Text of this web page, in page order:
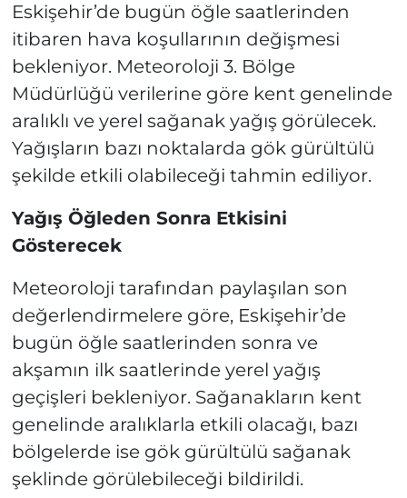
Eskişehir’de bugün öğle saatlerinden
itibaren hava koşullarının değişmesi
bekleniyor. Meteoroloji 3. Bölge
Müdürlüğü verilerine göre kent genelinde
aralıklı ve yerel sağanak yağış görülecek.
Yağışların bazı noktalarda gök gürültülü
şekilde etkili olabileceği tahmin ediliyor.
Yağış Öğleden Sonra Etkisini
Gösterecek
Meteoroloji tarafından paylaşılan son
değerlendirmelere göre, Eskişehir’de
bugün öğle saatlerinden sonra ve
akşamın ilk saatlerinde yerel yağış
geçişleri bekleniyor. Sağanakların kent
genelinde aralıklarla etkili olacağı, bazı
bölgelerde ise gök gürültülü sağanak
şeklinde görülebileceği bildirildi.